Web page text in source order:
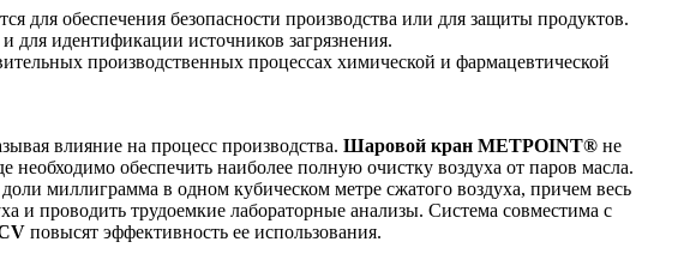
для обеспечения безопасности производства или для защиты продуктов.
для идентификации источников загрязнения.
производственных процессах химической и фармацевтической
влияние на процесс производства. Шаровой кран METPOINT® не
обеспечить наиболее полную очистку воздуха от паров масла.
миллиграмма в одном кубическом метре сжатого воздуха, причем весь
и проводить трудоемкие лабораторные анализы. Система совместима с
повысят эффективность ее использования.